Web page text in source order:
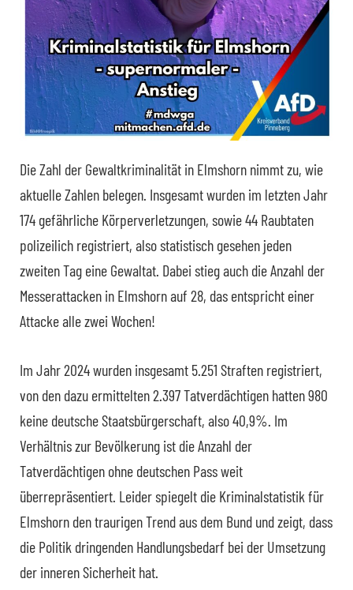
Die Zahl der Gewaltkriminalität in Elmshorn nimmt zu, wie
aktuelle Zahlen belegen. Insgesamt wurden im letzten Jahr
174 gefährliche Körperverletzungen, sowie 44 Raubtaten
polizeilich registriert, also statistisch gesehen jeden
zweiten Tag eine Gewaltat. Dabei stieg auch die Anzahl der
Messerattacken in Elmshorn auf 28, das entspricht einer
Attacke alle zwei Wochen!
Im Jahr 2024 wurden insgesamt 5.251 Straften registriert,
von den dazu ermittelten 2.397 Tatverdächtigen hatten 980
keine deutsche Staatsbürgerschaft, also 40,9%. Im
Verhältnis zur Bevölkerung ist die Anzahl der
Tatverdächtigen ohne deutschen Pass weit
überrepräsentiert. Leider spiegelt die Kriminalstatistik für
Elmshorn den traurigen Trend aus dem Bund und zeigt, dass
die Politik dringenden Handlungsbedarf bei der Umsetzung
der inneren Sicherheit hat.